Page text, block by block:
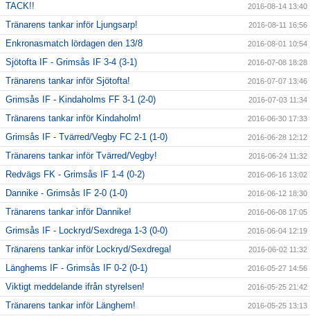
TACK!! 2016-08-14 13:40
Tränarens tankar inför Ljungsarp! 2016-08-11 16:56
Enkronasmatch lördagen den 13/8 2016-08-01 10:54
Sjötofta IF - Grimsås IF 3-4 (3-1) 2016-07-08 18:28
Tränarens tankar inför Sjötofta! 2016-07-07 13:46
Grimsås IF - Kindaholms FF 3-1 (2-0) 2016-07-03 11:34
Tränarens tankar inför Kindaholm! 2016-06-30 17:33
Grimsås IF - Tvärred/Vegby FC 2-1 (1-0) 2016-06-28 12:12
Tränarens tankar inför Tvärred/Vegby! 2016-06-24 11:32
Redvägs FK - Grimsås IF 1-4 (0-2) 2016-06-16 13:02
Dannike - Grimsås IF 2-0 (1-0) 2016-06-12 18:30
Tränarens tankar inför Dannike! 2016-06-08 17:05
Grimsås IF - Lockryd/Sexdrega 1-3 (0-0) 2016-06-04 12:19
Tränarens tankar inför Lockryd/Sexdrega! 2016-06-02 11:32
Länghems IF - Grimsås IF 0-2 (0-1) 2016-05-27 14:56
Viktigt meddelande ifrån styrelsen! 2016-05-25 21:42
Tränarens tankar inför Länghem! 2016-05-25 13:13